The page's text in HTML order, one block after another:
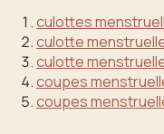
culottes
culotte
culotte
coupes
coupes